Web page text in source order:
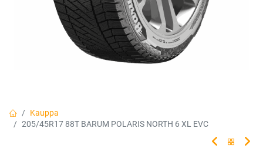
Kauppa
205/45R17 88T BARUM POLARIS NORTH 6 XL EVC